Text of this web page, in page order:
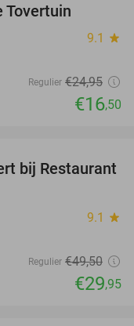
Tovertuin
9.1 star
Regulier €24,95
€16,50
39%
bij Restaurant
9.1 star
Regulier €49,50
€29,95